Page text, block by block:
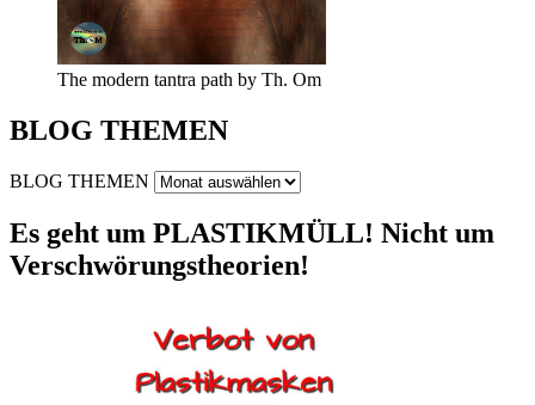
The modern tantra path by Th. Om
BLOG THEMEN
BLOG THEMEN
Es geht um PLASTIKMÜLL! Nicht um
Verschwörungstheorien!